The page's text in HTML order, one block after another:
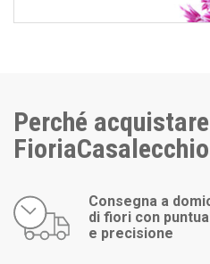
Perché
Consegna a
di fiori con
e precisione